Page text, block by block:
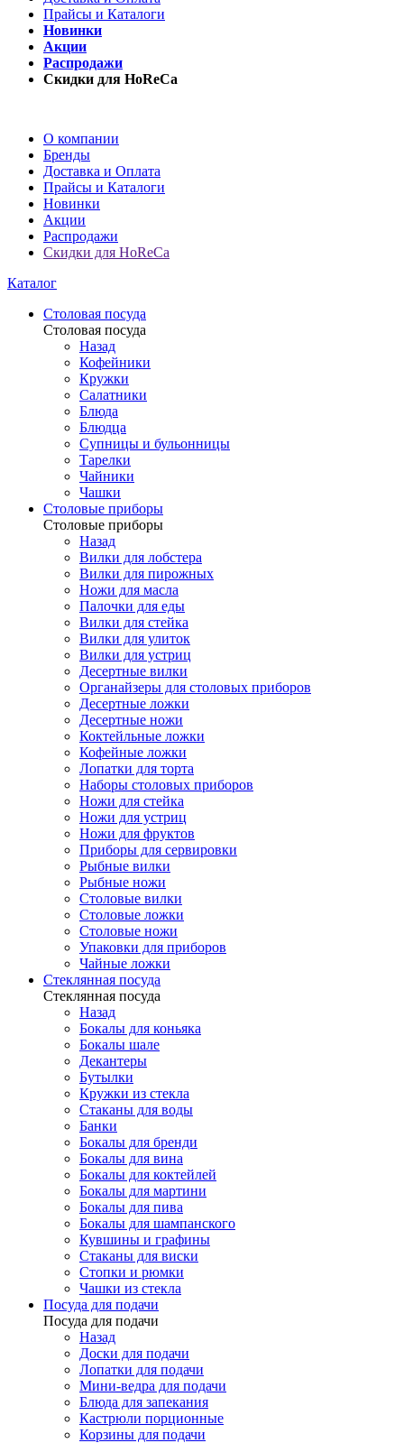
Прайсы и Каталоги
Новинки
Акции
Распродажи
Скидки для HoReCa
О компании
Бренды
Доставка и Оплата
Прайсы и Каталоги
Новинки
Акции
Распродажи
Скидки для HoReCa
Каталог
Столовая посуда
Столовая посуда
Назад
Кофейники
Кружки
Салатники
Блюда
Блюдца
Супницы и бульонницы
Тарелки
Чайники
Чашки
Cтоловые приборы
Cтоловые приборы
Назад
Вилки для лобстера
Вилки для пирожных
Ножи для масла
Палочки для еды
Вилки для стейка
Вилки для улиток
Вилки для устриц
Десертные вилки
Органайзеры для столовых приборов
Десертные ложки
Десертные ножи
Коктейльные ложки
Кофейные ложки
Лопатки для торта
Наборы столовых приборов
Ножи для стейка
Ножи для устриц
Ножи для фруктов
Приборы для сервировки
Рыбные вилки
Рыбные ножи
Столовые вилки
Столовые ложки
Столовые ножи
Упаковки для приборов
Чайные ложки
Стеклянная посуда
Стеклянная посуда
Назад
Бокалы для коньяка
Бокалы шале
Декантеры
Бутылки
Кружки из стекла
Стаканы для воды
Банки
Бокалы для бренди
Бокалы для вина
Бокалы для коктейлей
Бокалы для мартини
Бокалы для пива
Бокалы для шампанского
Кувшины и графины
Стаканы для виски
Стопки и рюмки
Чашки из стекла
Посуда для подачи
Посуда для подачи
Назад
Доски для подачи
Лопатки для подачи
Мини-ведра для подачи
Блюда для запекания
Кастрюли порционные
Корзины для подачи